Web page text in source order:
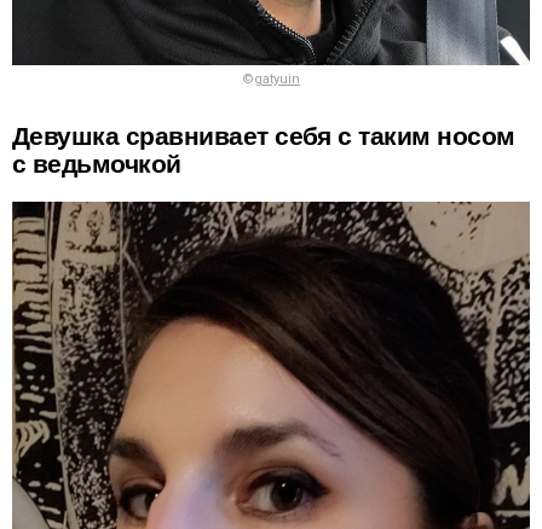
©gatyuin
Девушка сравнивает себя с таким носом
с ведьмочкой